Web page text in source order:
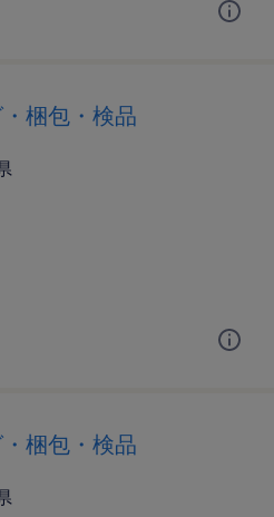
梱包・検品
梱包・検品